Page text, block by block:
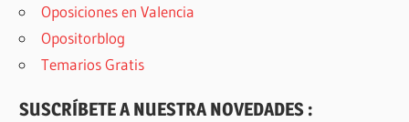
Oposiciones en Valencia
Opositorblog
Temarios Gratis
SUSCRÍBETE A NUESTRA NOVEDADES :